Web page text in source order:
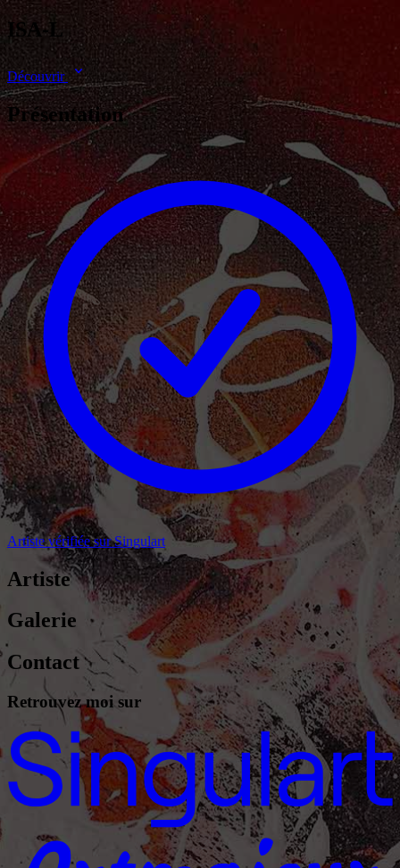
ISA-L
Découvrir
Présentation
Artiste vérifiée sur Singulart
Artiste
Galerie
Contact
Retrouvez moi sur